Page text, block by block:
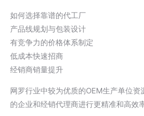
如何选择靠谱的代工厂
产品线规划与包装设计
有竞争力的价格体系制定
低成本快速招商
经销商销量提升
网罗行业中较为优质的OEM生产单位资
的企业和经销代理商进行更精准和高效